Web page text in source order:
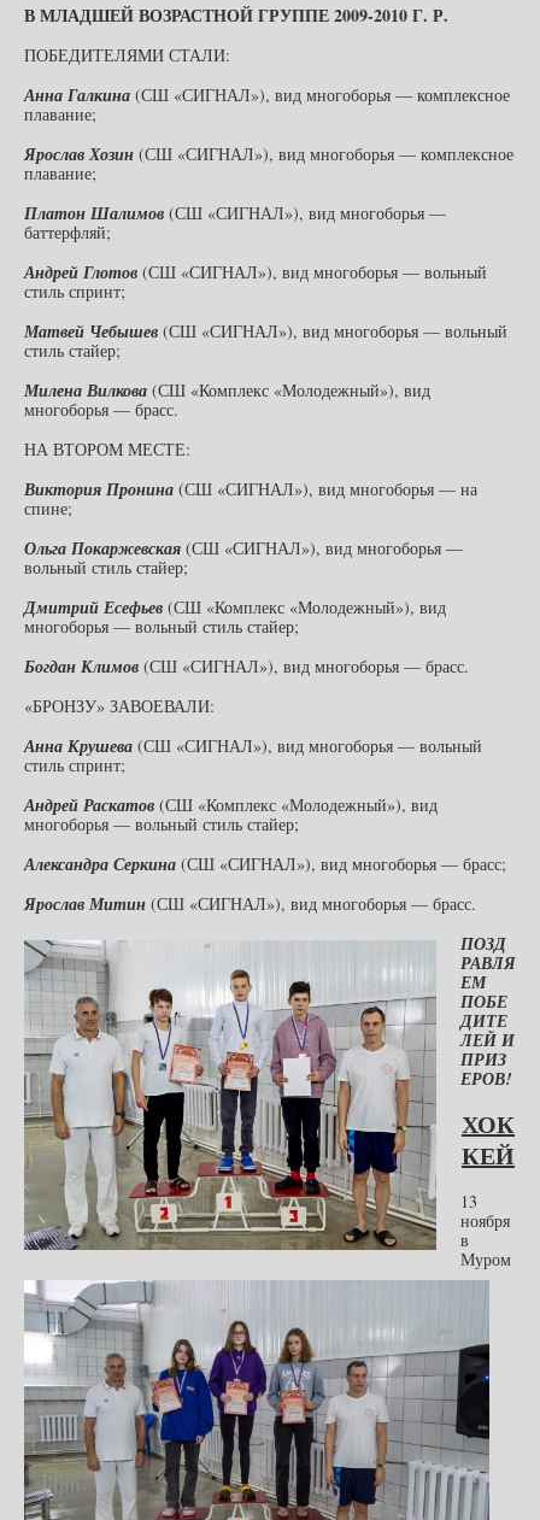
В МЛАДШЕЙ ВОЗРАСТНОЙ ГРУППЕ 2009-2010 Г. Р.
ПОБЕДИТЕЛЯМИ СТАЛИ:
Анна Галкина (СШ «СИГНАЛ»), вид многоборья — комплексное
плавание;
Ярослав Хозин (СШ «СИГНАЛ»), вид многоборья — комплексное
плавание;
Платон Шалимов (СШ «СИГНАЛ»), вид многоборья —
баттерфляй;
Андрей Глотов (СШ «СИГНАЛ»), вид многоборья — вольный
стиль спринт;
Матвей Чебышев (СШ «СИГНАЛ»), вид многоборья — вольный
стиль стайер;
Милена Вилкова (СШ «Комплекс «Молодежный»), вид
многоборья — брасс.
НА ВТОРОМ МЕСТЕ:
Виктория Пронина (СШ «СИГНАЛ»), вид многоборья — на
спине;
Ольга Покаржевская (СШ «СИГНАЛ»), вид многоборья —
вольный стиль стайер;
Дмитрий Есефьев (СШ «Комплекс «Молодежный»), вид
многоборья — вольный стиль стайер;
Богдан Климов (СШ «СИГНАЛ»), вид многоборья — брасс.
«БРОНЗУ» ЗАВОЕВАЛИ:
Анна Крушева (СШ «СИГНАЛ»), вид многоборья — вольный
стиль спринт;
Андрей Раскатов (СШ «Комплекс «Молодежный»), вид
многоборья — вольный стиль стайер;
Александра Серкина (СШ «СИГНАЛ»), вид многоборья — брасс;
Ярослав Митин (СШ «СИГНАЛ»), вид многоборья — брасс.
ПОЗД
РАВЛЯ
ЕМ
ПОБЕ
ДИТЕ
ЛЕЙ И
ПРИЗ
ЕРОВ!
ХОК
КЕЙ
13
ноября
в
Муром